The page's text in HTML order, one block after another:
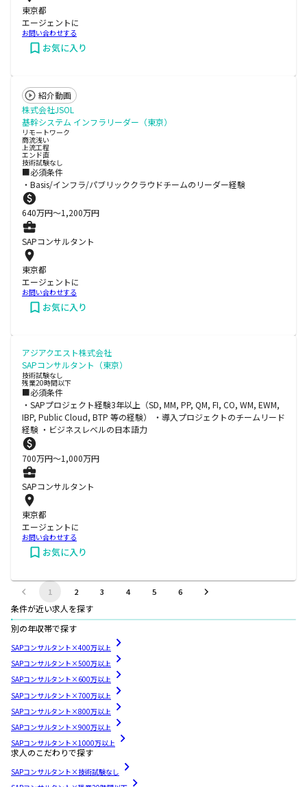
東京都
エージェントに
お問い合わせする
お気に入り
紹介動画
株式会社JSOL
基幹システム インフラリーダー（東京）
リモートワーク
商流浅い
上流工程
エンド直
技術試験なし
■必須条件
・Basis/インフラ/パブリッククラウドチームのリーダー経験
640万円〜1,200万円
SAPコンサルタント
東京都
エージェントに
お問い合わせする
お気に入り
アジアクエスト株式会社
SAPコンサルタント（東京）
技術試験なし
残業20時間以下
■必須条件
・SAPプロジェクト経験3年以上（SD, MM, PP, QM, FI, CO, WM, EWM,
IBP, Public Cloud, BTP 等の経験） ・導入プロジェクトのチームリード
経験 ・ビジネスレベルの日本語力
700万円〜1,000万円
SAPコンサルタント
東京都
エージェントに
お問い合わせする
お気に入り
1 2 3 4 5 6
条件が近い求人を探す
別の年収帯で探す
SAPコンサルタント×400万以上
SAPコンサルタント×500万以上
SAPコンサルタント×600万以上
SAPコンサルタント×700万以上
SAPコンサルタント×800万以上
SAPコンサルタント×900万以上
SAPコンサルタント×1000万以上
求人のこだわりで探す
SAPコンサルタント×技術試験なし